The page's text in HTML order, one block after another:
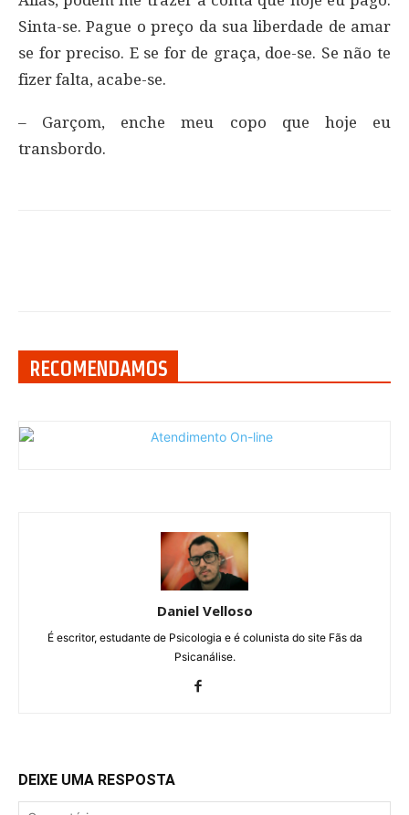
Sinta-se. Pague o preço da sua liberdade de amar
se for preciso. E se for de graça, doe-se. Se não te
fizer falta, acabe-se.
– Garçom, enche meu copo que hoje eu
transbordo.
RECOMENDAMOS
Daniel Velloso
É escritor, estudante de Psicologia e é colunista do site Fãs da
Psicanálise.
DEIXE UMA RESPOSTA